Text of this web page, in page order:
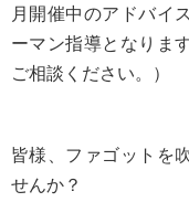
月開催中のアドバイ
ーマン指導となりま
ご相談ください。）
皆様、ファゴットを
せんか？